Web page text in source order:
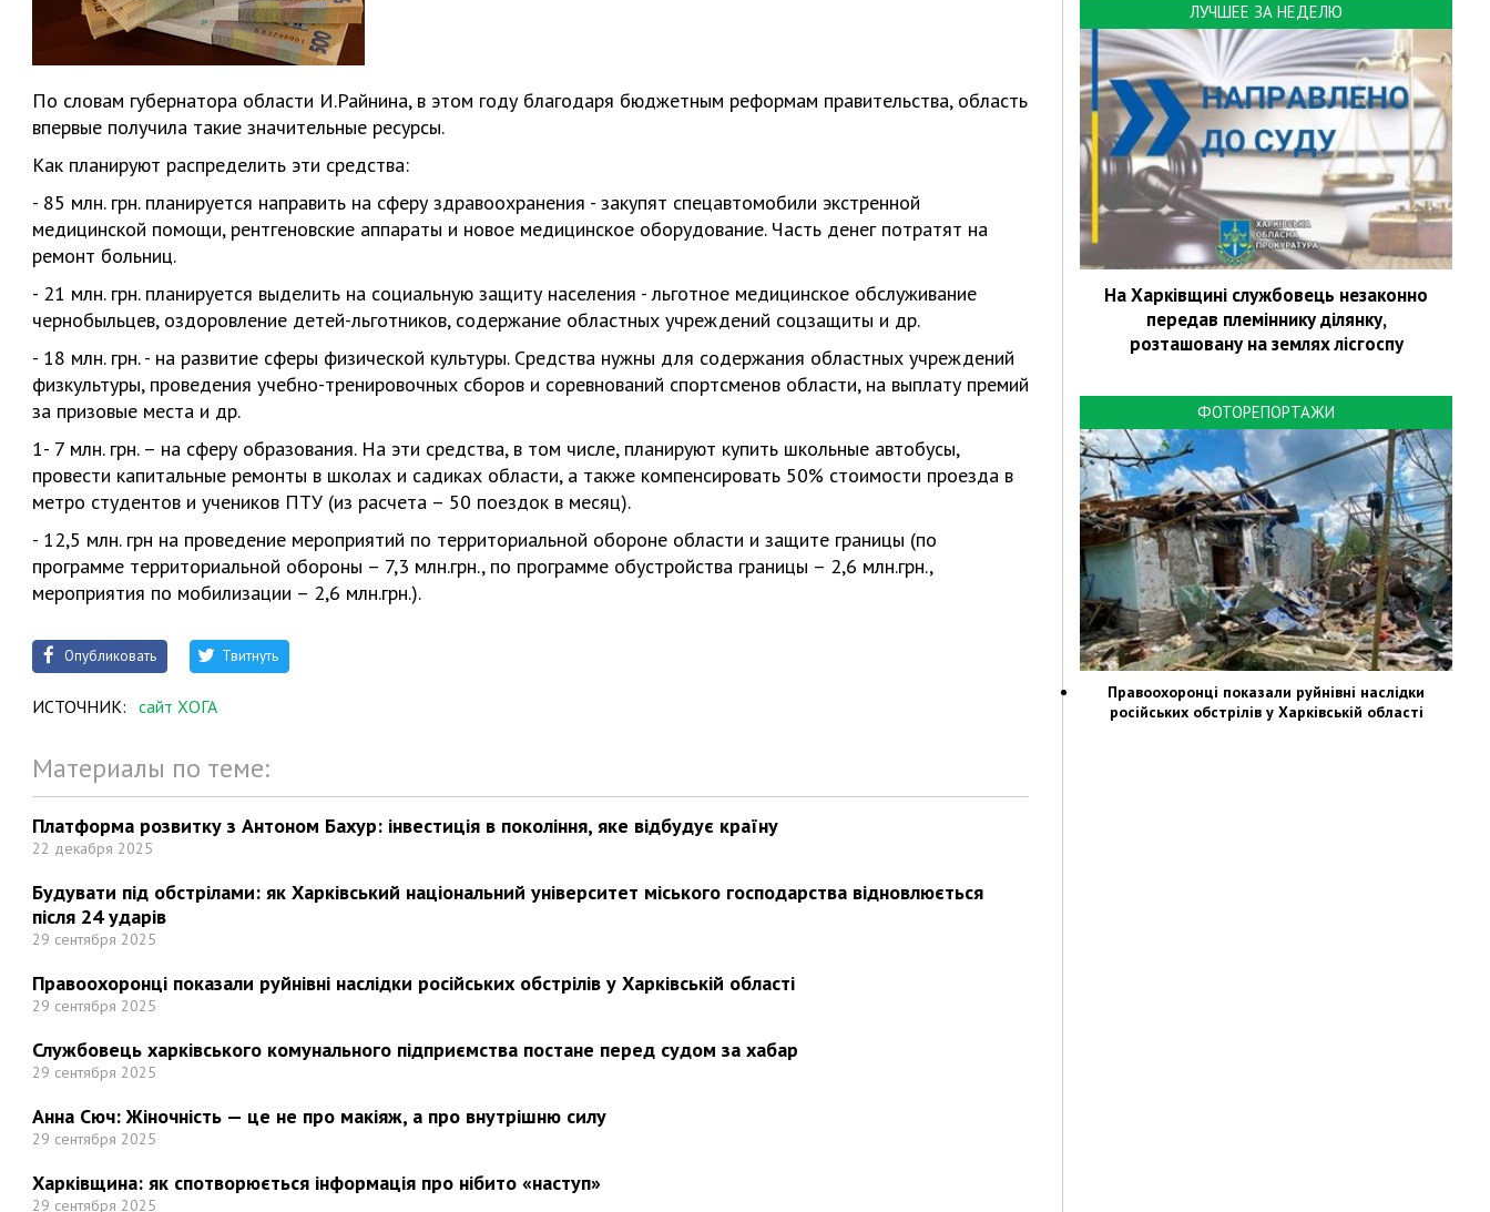
По словам губернатора области И.Райнина, в этом году благодаря бюджетным реформам правительства, область
впервые получила такие значительные ресурсы.
Как планируют распределить эти средства:
- 85 млн. грн. планируется направить на сферу здравоохранения - закупят спецавтомобили экстренной
медицинской помощи, рентгеновские аппараты и новое медицинское оборудование. Часть денег потратят на
ремонт больниц.
- 21 млн. грн. планируется выделить на социальную защиту населения - льготное медицинское обслуживание
чернобыльцев, оздоровление детей-льготников, содержание областных учреждений соцзащиты и др.
- 18 млн. грн. - на развитие сферы физической культуры. Средства нужны для содержания областных учреждений
физкультуры, проведения учебно-тренировочных сборов и соревнований спортсменов области, на выплату премий
за призовые места и др.
1- 7 млн. грн. – на сферу образования. На эти средства, в том числе, планируют купить школьные автобусы,
провести капитальные ремонты в школах и садиках области, а также компенсировать 50% стоимости проезда в
метро студентов и учеников ПТУ (из расчета – 50 поездок в месяц).
- 12,5 млн. грн на проведение мероприятий по территориальной обороне области и защите границы (по
программе территориальной обороны – 7,3 млн.грн., по программе обустройства границы – 2,6 млн.грн.,
мероприятия по мобилизации – 2,6 млн.грн.).
Опубликовать Твитнуть
ИСТОЧНИК: сайт ХОГА
Материалы по теме:
Платформа розвитку з Антоном Бахур: інвестиція в покоління, яке відбудує країну
22 декабря 2025
Будувати під обстрілами: як Харківський національний університет міського господарства відновлюється
після 24 ударів
29 сентября 2025
Правоохоронці показали руйнівні наслідки російських обстрілів у Харківській області
29 сентября 2025
Службовець харківського комунального підприємства постане перед судом за хабар
29 сентября 2025
Анна Сюч: Жіночність — це не про макіяж, а про внутрішню силу
29 сентября 2025
Харківщина: як спотворюється інформація про нібито «наступ»
29 сентября 2025
ЛУЧШЕЕ ЗА НЕДЕЛЮ
На Харківщині службовець незаконно
передав племіннику ділянку,
розташовану на землях лісгоспу
ФОТОРЕПОРТАЖИ
Правоохоронці показали руйнівні наслідки
російських обстрілів у Харківській області